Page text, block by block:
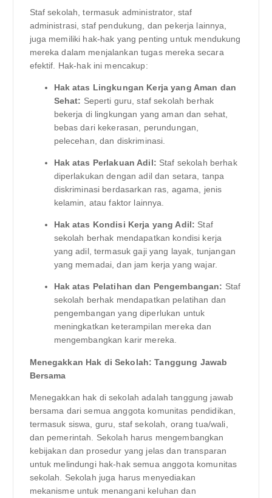
Staf sekolah, termasuk administrator, staf
administrasi, staf pendukung, dan pekerja lainnya,
juga memiliki hak-hak yang penting untuk mendukung
mereka dalam menjalankan tugas mereka secara
efektif. Hak-hak ini mencakup:
Hak atas Lingkungan Kerja yang Aman dan
Sehat: Seperti guru, staf sekolah berhak
bekerja di lingkungan yang aman dan sehat,
bebas dari kekerasan, perundungan,
pelecehan, dan diskriminasi.
Hak atas Perlakuan Adil: Staf sekolah berhak
diperlakukan dengan adil dan setara, tanpa
diskriminasi berdasarkan ras, agama, jenis
kelamin, atau faktor lainnya.
Hak atas Kondisi Kerja yang Adil: Staf
sekolah berhak mendapatkan kondisi kerja
yang adil, termasuk gaji yang layak, tunjangan
yang memadai, dan jam kerja yang wajar.
Hak atas Pelatihan dan Pengembangan: Staf
sekolah berhak mendapatkan pelatihan dan
pengembangan yang diperlukan untuk
meningkatkan keterampilan mereka dan
mengembangkan karir mereka.
Menegakkan Hak di Sekolah: Tanggung Jawab
Bersama
Menegakkan hak di sekolah adalah tanggung jawab
bersama dari semua anggota komunitas pendidikan,
termasuk siswa, guru, staf sekolah, orang tua/wali,
dan pemerintah. Sekolah harus mengembangkan
kebijakan dan prosedur yang jelas dan transparan
untuk melindungi hak-hak semua anggota komunitas
sekolah. Sekolah juga harus menyediakan
mekanisme untuk menangani keluhan dan